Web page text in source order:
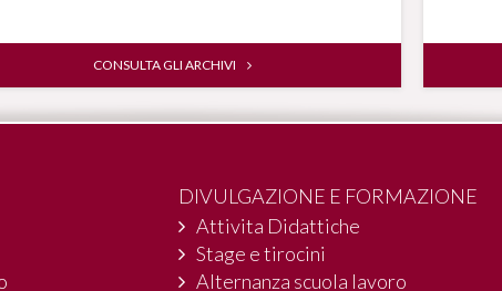
CONSULTA GLI ARCHIVI
DIVULGAZIONE E FORMAZIONE
Attivita Didattiche
Stage e tirocini
Alternanza scuola lavoro